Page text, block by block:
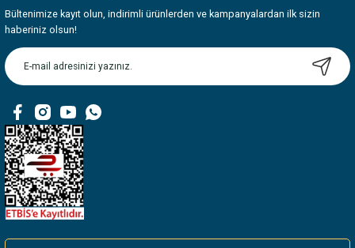
Ürün resmi kalitesiz, bozuk veya görüntülenemiyor.
Ürün açıklamasında eksik bilgiler bulunuyor.
Ürün bilgilerinde hatalar bulunuyor.
Bu ürüne benzer farklı alternatifler olmalı.
Bültenimize kayıt olun, indirimli ürünlerden ve kampanyalardan ilk sizin
haberiniz olsun!